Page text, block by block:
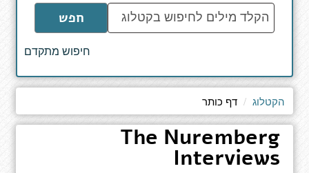
הקלד
מילים
לחיפוש
חפש
חיפוש מתקדם
הקטלוג דף כותר
The Nuremberg
Interviews